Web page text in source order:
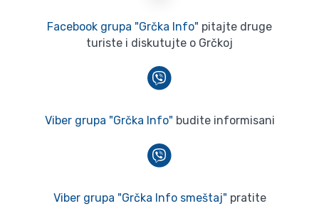
Facebook grupa "Grčka Info" pitajte druge
turiste i diskutujte o Grčkoj
Viber grupa "Grčka Info" budite informisani
Viber grupa "Grčka Info smeštaj" pratite